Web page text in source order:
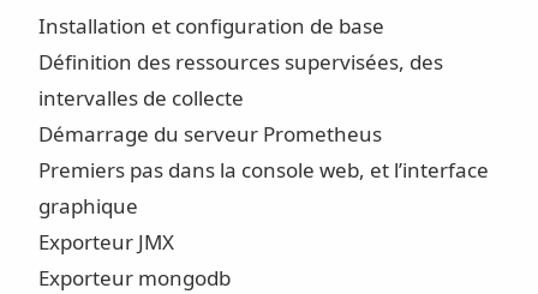
Installation et configuration de base
Définition des ressources supervisées, des
intervalles de collecte
Démarrage du serveur Prometheus
Premiers pas dans la console web, et l’interface
graphique
Exporteur JMX
Exporteur mongodb